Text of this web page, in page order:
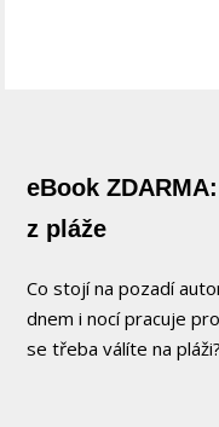
eBook
z pláže
Co stojí na pozadí
dnem i nocí pracuje
se třeba válíte na pláži?